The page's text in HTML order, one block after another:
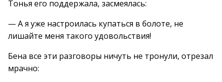
Тонья его поддержала, засмеялась:
— А я уже настроилась купаться в болоте, не
лишайте меня такого удовольствия!
Бена все эти разговоры ничуть не тронули, отрезал
мрачно: